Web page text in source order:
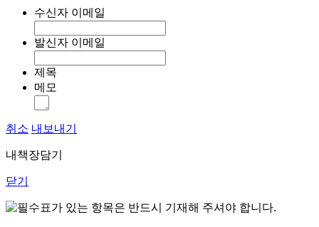
수신자 이메일
발신자 이메일
제목
메모
취소 내보내기
내책장담기
닫기
표가 있는 항목은 반드시 기재해 주셔야 합니다.